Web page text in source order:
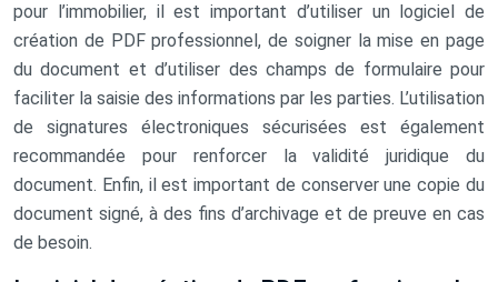
pour l’immobilier, il est important d’utiliser un logiciel de
création de PDF professionnel, de soigner la mise en page
du document et d’utiliser des champs de formulaire pour
faciliter la saisie des informations par les parties. L’utilisation
de signatures électroniques sécurisées est également
recommandée pour renforcer la validité juridique du
document. Enfin, il est important de conserver une copie du
document signé, à des fins d’archivage et de preuve en cas
de besoin.